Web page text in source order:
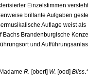
Einzelstimmen
brillante Aufgaben
Auflage weist als
Bachs Brandenburgische
und
R. [obert] W. [ood] Bliss.*